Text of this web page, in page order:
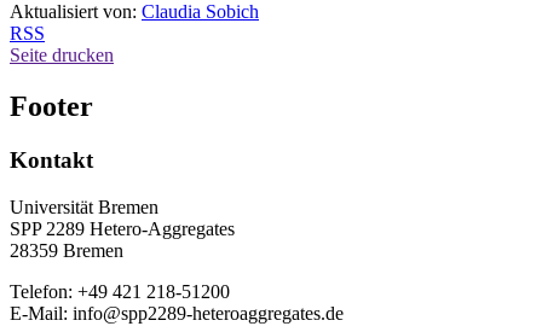
Aktualisiert von: Claudia Sobich
RSS
Seite drucken
Footer
Kontakt
Universität Bremen
SPP 2289 Hetero-Aggregates
28359 Bremen
Telefon: +49 421 218-51200
E-Mail: info@spp2289-heteroaggregates.de